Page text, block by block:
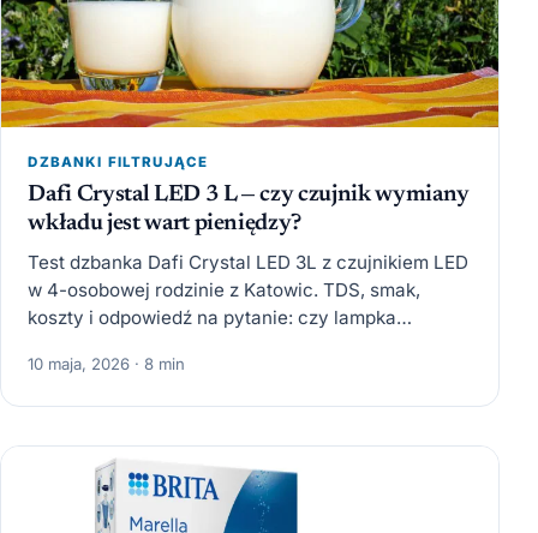
DZBANKI FILTRUJĄCE
Dafi Crystal LED 3 L — czy czujnik wymiany
wkładu jest wart pieniędzy?
Test dzbanka Dafi Crystal LED 3L z czujnikiem LED
w 4-osobowej rodzinie z Katowic. TDS, smak,
koszty i odpowiedź na pytanie: czy lampka
10 maja, 2026 · 8 min